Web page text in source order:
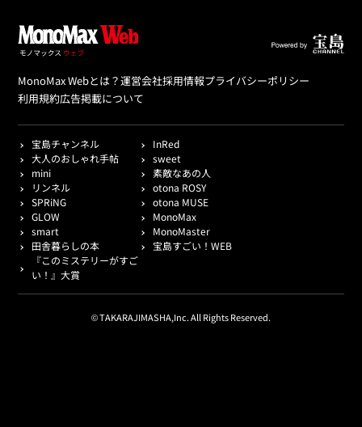
MonoMax Webとは？運営会社採用情報プライバシーポリシー
利用規約広告掲載について
宝島チャンネル
InRed
大人のおしゃれ手帖
sweet
mini
素敵なあの人
リンネル
otona ROSY
SPRiNG
otona MUSE
GLOW
MonoMax
smart
MonoMaster
田舎暮らしの本
宝島すごい！WEB
『このミステリーがすご
い！』大賞
© TAKARAJIMASHA,Inc. All Rights Reserved.